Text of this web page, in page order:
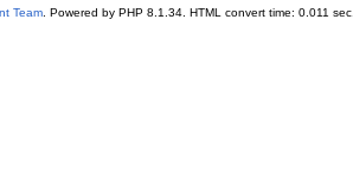
Team. Powered by PHP 8.1.34. HTML convert time: 0.011 sec.